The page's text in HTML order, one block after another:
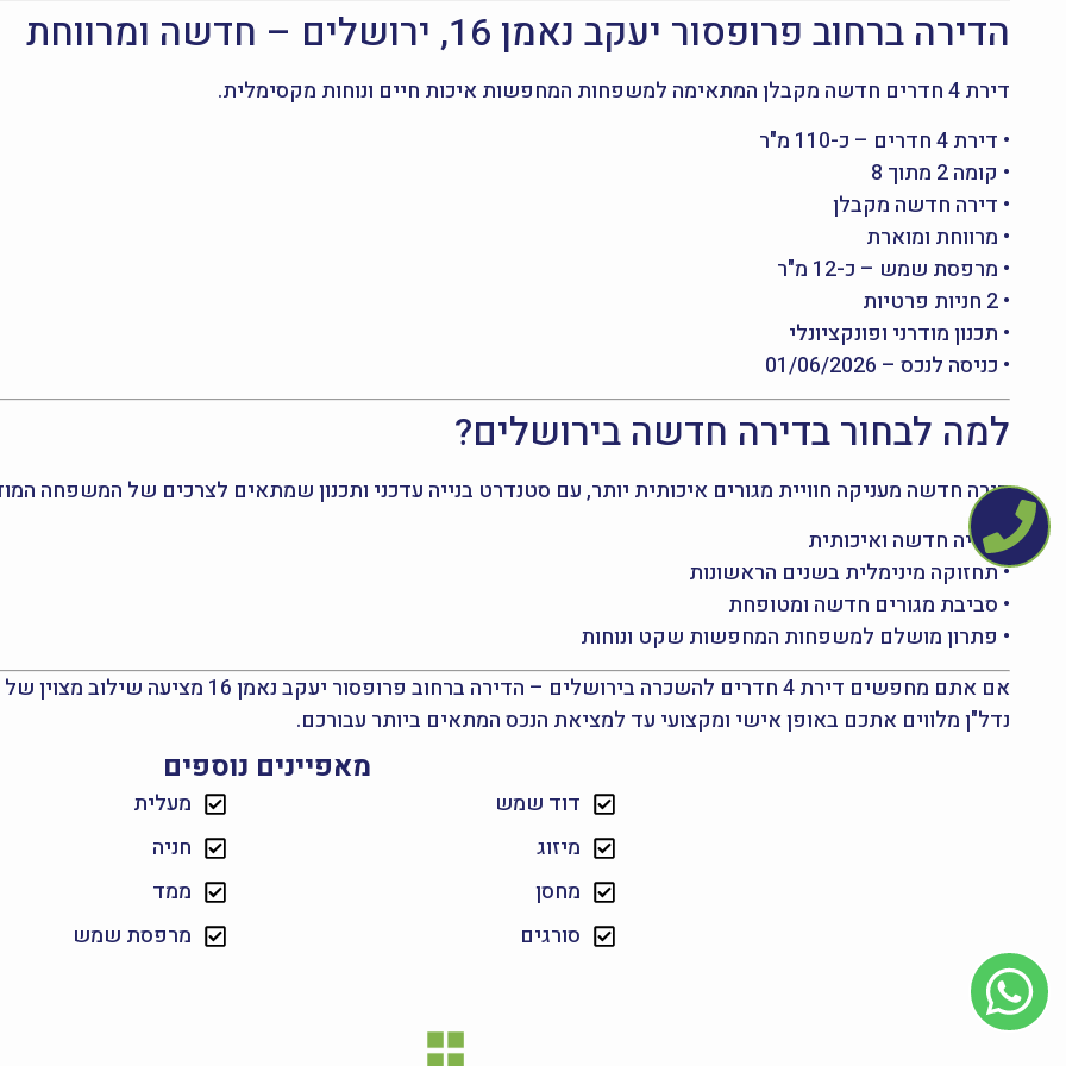
הדירה ברחוב פרופסור יעקב נאמן 16, ירושלים – חדשה ומרווחת
דירת 4 חדרים חדשה מקבלן המתאימה למשפחות המחפשות איכות חיים ונוחות מקסימלית.
• דירת 4 חדרים – כ-110 מ"ר
• קומה 2 מתוך 8
• דירה חדשה מקבלן
• מרווחת ומוארת
• מרפסת שמש – כ-12 מ"ר
• 2 חניות פרטיות
• תכנון מודרני ופונקציונלי
• כניסה לנכס – 01/06/2026
למה לבחור בדירה חדשה בירושלים?
דירה חדשה מעניקה חוויית מגורים איכותית יותר, עם סטנדרט בנייה עדכני ותכנון שמתאים לצרכים של המשפחה
• בנייה חדשה ואיכותית
• תחזוקה מינימלית בשנים הראשונות
• סביבת מגורים חדשה ומטופחת
• פתרון מושלם למשפחות המחפשות שקט ונוחות
אם אתם מחפשים דירת 4 חדרים להשכרה
נדל"ן מלווים אתכם באופן אישי ומקצועי עד למציאת הנכס המתאים ביותר עבורכם.
מאפיינים נוספים
דוד שמש
מעלית
מיזוג
חניה
מחסן
ממד
סורגים
מרפסת שמש